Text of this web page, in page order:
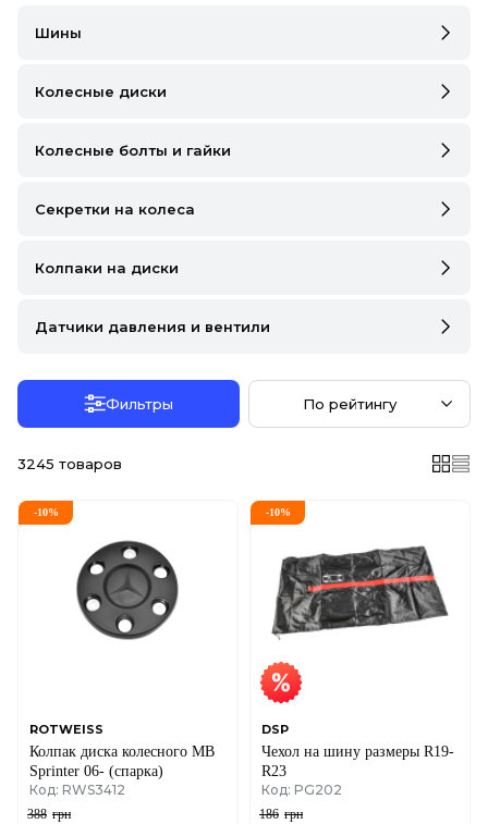
DS
FIAT
HONDA
HYUNDAI
INFINITI
JEEP
KIA
Шины
Колесные диски
Колесные болты и гайки
Секретки на колеса
Колпаки на диски
Датчики давления и вентили
Фильтры По рейтингу
3245 товаров
-10%
ROTWEISS
Колпак диска колесного MB
Sprinter 06- (спарка)
Код: RWS3412
388 грн
-10%
DSP
Чехол на шину размеры R19-
R23
Код: PG202
186 грн